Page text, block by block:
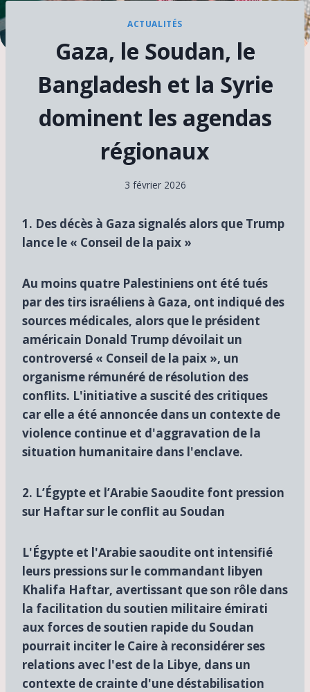
ACTUALITÉS
Gaza, le Soudan, le
Bangladesh et la Syrie
dominent les agendas
régionaux
3 février 2026
1. Des décès à Gaza signalés alors que Trump
lance le « Conseil de la paix »
Au moins quatre Palestiniens ont été tués
par des tirs israéliens à Gaza, ont indiqué des
sources médicales, alors que le président
américain Donald Trump dévoilait un
controversé « Conseil de la paix », un
organisme rémunéré de résolution des
conflits. L'initiative a suscité des critiques
car elle a été annoncée dans un contexte de
violence continue et d'aggravation de la
situation humanitaire dans l'enclave.
2. L’Égypte et l’Arabie Saoudite font pression
sur Haftar sur le conflit au Soudan
L'Égypte et l'Arabie saoudite ont intensifié
leurs pressions sur le commandant libyen
Khalifa Haftar, avertissant que son rôle dans
la facilitation du soutien militaire émirati
aux forces de soutien rapide du Soudan
pourrait inciter le Caire à reconsidérer ses
relations avec l'est de la Libye, dans un
contexte de crainte d'une déstabilisation